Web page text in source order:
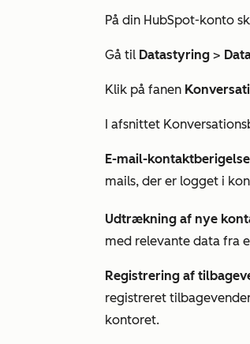
På din HubSpot-konto
Gå til Datastyring >
Klik på fanen
I afsnittet
E-mail-
mails, der er logget i
Udtrækning af nye
med relevante data fra
Registrering af
registreret
kontoret.